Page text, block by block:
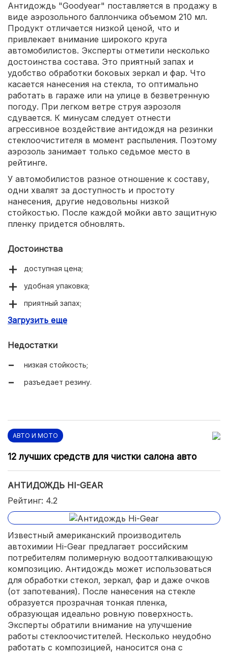
Антидождь "Goodyear" поставляется в продажу в
виде аэрозольного баллончика объемом 210 мл.
Продукт отличается низкой ценой, что и
привлекает внимание широкого круга
автомобилистов. Эксперты отметили несколько
достоинства состава. Это приятный запах и
удобство обработки боковых зеркал и фар. Что
касается нанесения на стекла, то оптимально
работать в гараже или на улице в безветренную
погоду. При легком ветре струя аэрозоля
сдувается. К минусам следует отнести
агрессивное воздействие антидождя на резинки
стеклоочистителя в момент распыления. Поэтому
аэрозоль занимает только седьмое место в
рейтинге.
У автомобилистов разное отношение к составу,
одни хвалят за доступность и простоту
нанесения, другие недовольны низкой
стойкостью. После каждой мойки авто защитную
пленку придется обновлять.
Достоинства
доступная цена;
удобная упаковка;
приятный запах;
простота применения.
Загрузить еще
Недостатки
низкая стойкость;
разъедает резину.
АВТО И МОТО
12 лучших средств для чистки салона авто
АНТИДОЖДЬ HI-GEAR
Рейтинг: 4.2
Известный американский производитель
автохимии Hi-Gear предлагает российским
потребителям полимерную водоотталкивающую
композицию. Антидождь может использоваться
для обработки стекол, зеркал, фар и даже очков
(от запотевания). После нанесения на стекле
образуется прозрачная тонкая пленка,
образующая идеально ровную поверхность.
Эксперты обратили внимание на улучшение
работы стеклоочистителей. Несколько неудобно
работать с композицией, наносится она с